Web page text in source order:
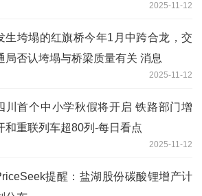
2025-11-12
生垮塌的红旗桥今年1月中跨合龙，交
局否认垮塌与桥梁质量有关 消息
2025-11-12
川首个中小学秋假将开启 铁路部门增
和重联列车超80列-每日看点
2025-11-12
提醒：盐湖股份碳酸锂增产计